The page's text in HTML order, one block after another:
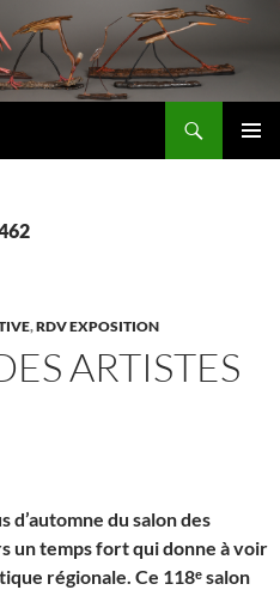
,RDV EXPOSITION
ARTISTES
d’automne du salon des
un temps fort qui donne à voir
régionale. Ce 118ᵉ salon